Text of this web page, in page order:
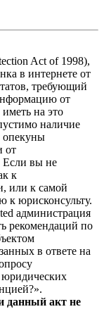
Act of 1998),
в интернете от
требующий
от
на это
наличие
опекуны
от
Если вы не
к
или к самой
к юрисконсульту.
администрация
рекомендаций по
в ответе на
юридических
данный акт не